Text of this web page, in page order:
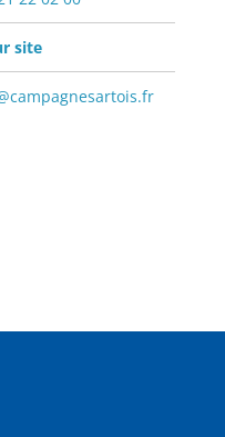
site